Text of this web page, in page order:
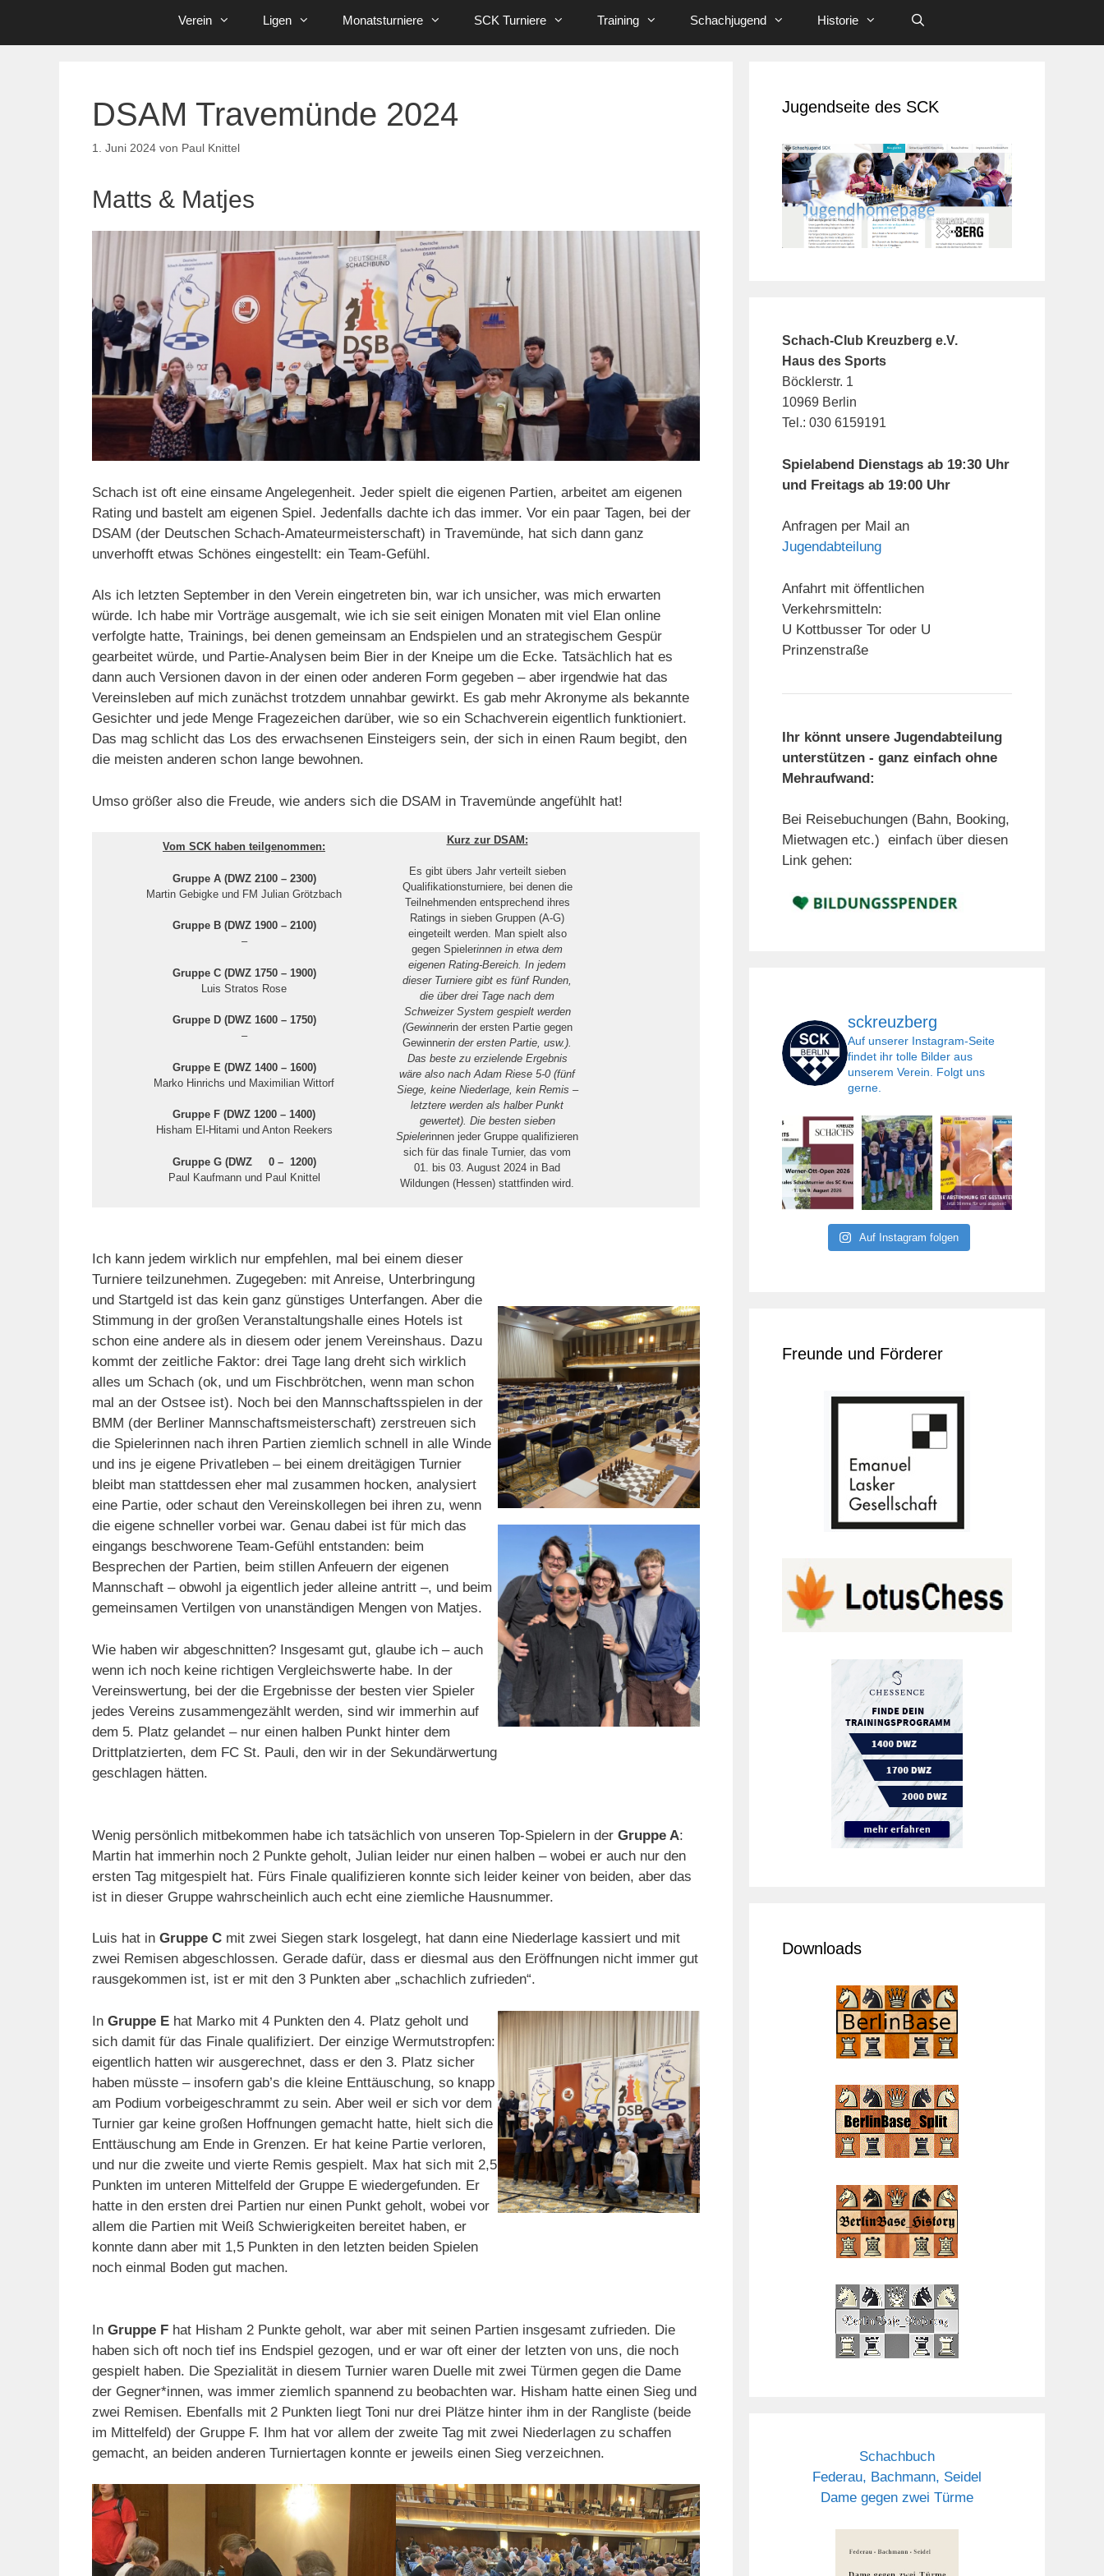
Verein Ligen Monatsturniere SCK Turniere Training Schachjugend Historie
DSAM Travemünde 2024
1. Juni 2024 von Paul Knittel
Matts & Matjes
Schach ist oft eine einsame Angelegenheit. Jeder spielt die eigenen Partien, arbeitet am eigenen
Rating und bastelt am eigenen Spiel. Jedenfalls dachte ich das immer. Vor ein paar Tagen, bei der
DSAM (der Deutschen Schach-Amateurmeisterschaft) in Travemünde, hat sich dann ganz
unverhofft etwas Schönes eingestellt: ein Team-Gefühl.
Als ich letzten September in den Verein eingetreten bin, war ich unsicher, was mich erwarten
würde. Ich habe mir Vorträge ausgemalt, wie ich sie seit einigen Monaten mit viel Elan online
verfolgte hatte, Trainings, bei denen gemeinsam an Endspielen und an strategischem Gespür
gearbeitet würde, und Partie-Analysen beim Bier in der Kneipe um die Ecke. Tatsächlich hat es
dann auch Versionen davon in der einen oder anderen Form gegeben – aber irgendwie hat das
Vereinsleben auf mich zunächst trotzdem unnahbar gewirkt. Es gab mehr Akronyme als bekannte
Gesichter und jede Menge Fragezeichen darüber, wie so ein Schachverein eigentlich funktioniert.
Das mag schlicht das Los des erwachsenen Einsteigers sein, der sich in einen Raum begibt, den
die meisten anderen schon lange bewohnen.
Umso größer also die Freude, wie anders sich die DSAM in Travemünde angefühlt hat!
Vom SCK haben teilgenommen:
Gruppe A (DWZ 2100 – 2300)
Martin Gebigke und FM Julian Grötzbach
Gruppe B (DWZ 1900 – 2100)
–
Gruppe C (DWZ 1750 – 1900)
Luis Stratos Rose
Gruppe D (DWZ 1600 – 1750)
–
Gruppe E (DWZ 1400 – 1600)
Marko Hinrichs und Maximilian Wittorf
Gruppe F (DWZ 1200 – 1400)
Hisham El-Hitami und Anton Reekers
Gruppe G (DWZ 0 – 1200)
Paul Kaufmann und Paul Knittel
Kurz zur DSAM:
Es gibt übers Jahr verteilt sieben
Qualifikationsturniere, bei denen die
Teilnehmenden entsprechend ihres
Ratings in sieben Gruppen (A-G)
eingeteilt werden. Man spielt also
gegen Spielerinnen in etwa dem
eigenen Rating-Bereich. In jedem
dieser Turniere gibt es fünf Runden,
die über drei Tage nach dem
Schweizer System gespielt werden
(Gewinnerin der ersten Partie gegen
Gewinnerin der ersten Partie, usw.).
Das beste zu erzielende Ergebnis
wäre also nach Adam Riese 5-0 (fünf
Siege, keine Niederlage, kein Remis –
letztere werden als halber Punkt
gewertet). Die besten sieben
Spielerinnen jeder Gruppe qualifizieren
sich für das finale Turnier, das vom
01. bis 03. August 2024 in Bad
Wildungen (Hessen) stattfinden wird.
Ich kann jedem wirklich nur empfehlen, mal bei einem dieser
Turniere teilzunehmen. Zugegeben: mit Anreise, Unterbringung
und Startgeld ist das kein ganz günstiges Unterfangen. Aber die
Stimmung in der großen Veranstaltungshalle eines Hotels ist
schon eine andere als in diesem oder jenem Vereinshaus. Dazu
kommt der zeitliche Faktor: drei Tage lang dreht sich wirklich
alles um Schach (ok, und um Fischbrötchen, wenn man schon
mal an der Ostsee ist). Noch bei den Mannschaftsspielen in der
BMM (der Berliner Mannschaftsmeisterschaft) zerstreuen sich
die Spielerinnen nach ihren Partien ziemlich schnell in alle Winde
und ins je eigene Privatleben – bei einem dreitägigen Turnier
bleibt man stattdessen eher mal zusammen hocken, analysiert
eine Partie, oder schaut den Vereinskollegen bei ihren zu, wenn
die eigene schneller vorbei war. Genau dabei ist für mich das
eingangs beschworene Team-Gefühl entstanden: beim
Besprechen der Partien, beim stillen Anfeuern der eigenen
Mannschaft – obwohl ja eigentlich jeder alleine antritt –, und beim
gemeinsamen Vertilgen von unanständigen Mengen von Matjes.
Wie haben wir abgeschnitten? Insgesamt gut, glaube ich – auch
wenn ich noch keine richtigen Vergleichswerte habe. In der
Vereinswertung, bei der die Ergebnisse der besten vier Spieler
jedes Vereins zusammengezählt werden, sind wir immerhin auf
dem 5. Platz gelandet – nur einen halben Punkt hinter dem
Drittplatzierten, dem FC St. Pauli, den wir in der Sekundärwertung
geschlagen hätten.
Wenig persönlich mitbekommen habe ich tatsächlich von unseren Top-Spielern in der Gruppe A:
Martin hat immerhin noch 2 Punkte geholt, Julian leider nur einen halben – wobei er auch nur den
ersten Tag mitgespielt hat. Fürs Finale qualifizieren konnte sich leider keiner von beiden, aber das
ist in dieser Gruppe wahrscheinlich auch echt eine ziemliche Hausnummer.
Luis hat in Gruppe C mit zwei Siegen stark losgelegt, hat dann eine Niederlage kassiert und mit
zwei Remisen abgeschlossen. Gerade dafür, dass er diesmal aus den Eröffnungen nicht immer gut
rausgekommen ist, ist er mit den 3 Punkten aber „schachlich zufrieden“.
In Gruppe E hat Marko mit 4 Punkten den 4. Platz geholt und
sich damit für das Finale qualifiziert. Der einzige Wermutstropfen:
eigentlich hatten wir ausgerechnet, dass er den 3. Platz sicher
haben müsste – insofern gab’s die kleine Enttäuschung, so knapp
am Podium vorbeigeschrammt zu sein. Aber weil er sich vor dem
Turnier gar keine großen Hoffnungen gemacht hatte, hielt sich die
Enttäuschung am Ende in Grenzen. Er hat keine Partie verloren,
und nur die zweite und vierte Remis gespielt. Max hat sich mit 2,5
Punkten im unteren Mittelfeld der Gruppe E wiedergefunden. Er
hatte in den ersten drei Partien nur einen Punkt geholt, wobei vor
allem die Partien mit Weiß Schwierigkeiten bereitet haben, er
konnte dann aber mit 1,5 Punkten in den letzten beiden Spielen
noch einmal Boden gut machen.
In Gruppe F hat Hisham 2 Punkte geholt, war aber mit seinen Partien insgesamt zufrieden. Die
haben sich oft noch tief ins Endspiel gezogen, und er war oft einer der letzten von uns, die noch
gespielt haben. Die Spezialität in diesem Turnier waren Duelle mit zwei Türmen gegen die Dame
der Gegner*innen, was immer ziemlich spannend zu beobachten war. Hisham hatte einen Sieg und
zwei Remisen. Ebenfalls mit 2 Punkten liegt Toni nur drei Plätze hinter ihm in der Rangliste (beide
im Mittelfeld) der Gruppe F. Ihm hat vor allem der zweite Tag mit zwei Niederlagen zu schaffen
gemacht, an beiden anderen Turniertagen konnte er jeweils einen Sieg verzeichnen.
Jugendseite des SCK
Schach-Club Kreuzberg e.V.
Haus des Sports
Böcklerstr. 1
10969 Berlin
Tel.: 030 6159191
Spielabend Dienstags ab 19:30 Uhr
und Freitags ab 19:00 Uhr
Anfragen per Mail an
Jugendabteilung
Anfahrt mit öffentlichen
Verkehrsmitteln:
U Kottbusser Tor oder U
Prinzenstraße
Ihr könnt unsere Jugendabteilung
unterstützen - ganz einfach ohne
Mehraufwand:
Bei Reisebuchungen (Bahn, Booking,
Mietwagen etc.) einfach über diesen
Link gehen:
sckreuzberg
Auf unserer Instagram-Seite
findet ihr tolle Bilder aus
unserem Verein. Folgt uns
gerne.
Auf Instagram folgen
Freunde und Förderer
Downloads
Schachbuch
Federau, Bachmann, Seidel
Dame gegen zwei Türme